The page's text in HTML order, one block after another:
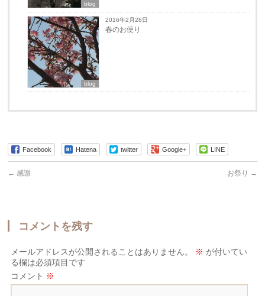
blog
blog
2016年2月28日
春のお便り
Facebook Hatena twitter Google+ LINE
← 感謝 お祭り →
コメントを残す
メールアドレスが公開されることはありません。 ※ が付いてい
る欄は必須項目です
コメント ※